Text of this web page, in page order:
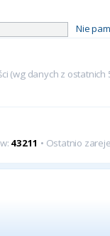
Nie
(wg danych z ostatnich
43211 • Ostatnio